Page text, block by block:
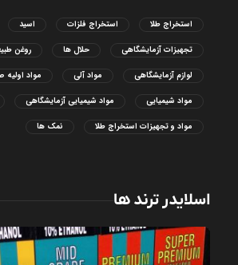
استخراج طلا استخراج فلزات اسید
تجهیزات آزمایشگاهی حلال ها روغن
لوازم آزمایشگاهی مواد آلی مواد اولیه
مواد شیمیایی مواد شیمیایی آزمایشگاهی
مواد و تجهیزات استخراج طلا نمک ها
اسلایدر ترند ها